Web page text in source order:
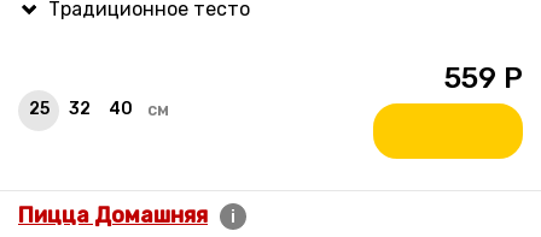
25 32 40 см
559 Р
Пицца Домашняя i